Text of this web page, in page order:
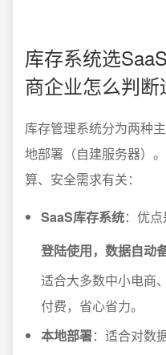
库存系统选
商企业怎么判断
库存管理系统分为两种
地部署（自建服务器）
算、安全需求有关：
SaaS库存系统：优点
登陆使用，数据自动
适合大多数中小电商
付费，省心省力。
本地部署：适合对数